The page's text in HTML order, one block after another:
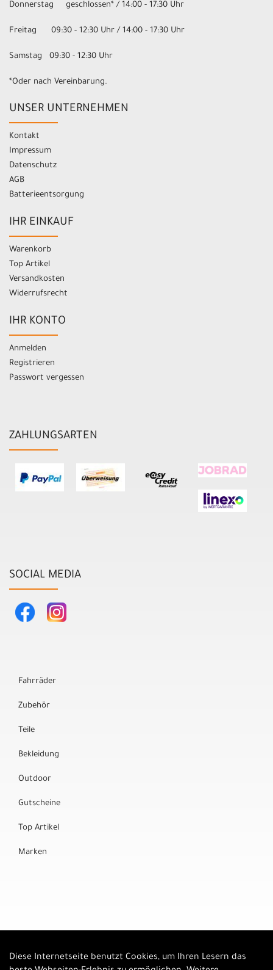
Donnerstag geschlossen* / 14:00 - 17:30 Uhr
Freitag 09:30 - 12:30 Uhr / 14:00 - 17:30 Uhr
Samstag 09:30 - 12:30 Uhr
*Oder nach Vereinbarung.
UNSER UNTERNEHMEN
Kontakt
Impressum
Datenschutz
AGB
Batterieentsorgung
IHR EINKAUF
Warenkorb
Top Artikel
Versandkosten
Widerrufsrecht
IHR KONTO
Anmelden
Registrieren
Passwort vergessen
ZAHLUNGSARTEN
SOCIAL MEDIA
Fahrräder
Zubehör
Teile
Bekleidung
Outdoor
Gutscheine
Top Artikel
Marken
Diese Internetseite benutzt Cookies, um Ihren Lesern das
Auftrag widerrufen